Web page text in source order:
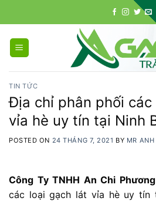
to
content
TIN TỨC
Địa chỉ phân phối
vỉa hè uy tín tại Ninh
POSTED ON 24 THÁNG 7, 2021 BY MR ANH
Công Ty TNHH An Chi Phương
các loại gạch lát vỉa hè uy tín